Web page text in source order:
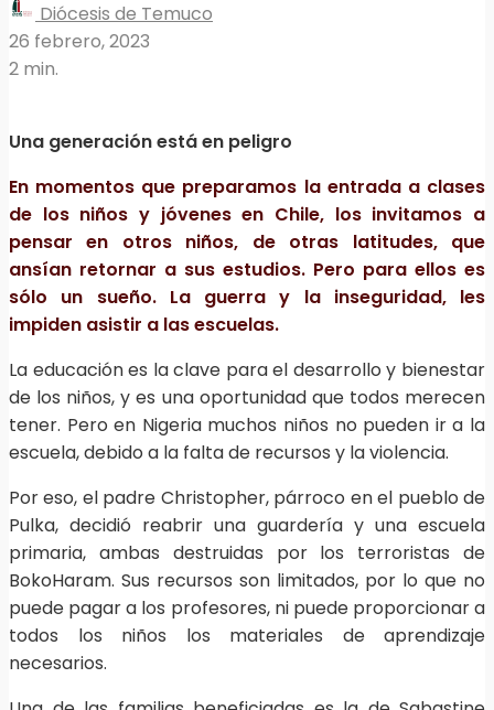
Diócesis de Temuco
26 febrero, 2023
2 min.
Una generación está en peligro
En momentos que preparamos la entrada a clases
de los niños y jóvenes en Chile, los invitamos a
pensar en otros niños, de otras latitudes, que
ansían retornar a sus estudios. Pero para ellos es
sólo un sueño. La guerra y la inseguridad, les
impiden asistir a las escuelas.
La educación es la clave para el desarrollo y bienestar
de los niños, y es una oportunidad que todos merecen
tener. Pero en Nigeria muchos niños no pueden ir a la
escuela, debido a la falta de recursos y la violencia.
Por eso, el padre Christopher, párroco en el pueblo de
Pulka, decidió reabrir una guardería y una escuela
primaria, ambas destruidas por los terroristas de
BokoHaram. Sus recursos son limitados, por lo que no
puede pagar a los profesores, ni puede proporcionar a
todos los niños los materiales de aprendizaje
necesarios.